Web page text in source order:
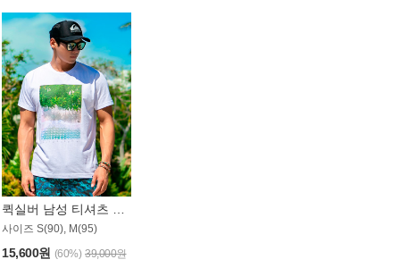
퀵실버 남성 티셔츠 MST357WQS
사이즈 S(90), M(95)
15,600원 (60%) 39,000원